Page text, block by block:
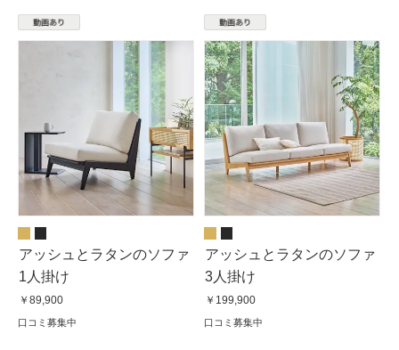
アッシュとラタンのソファ
1人掛け
￥89,900
口コミ募集中
アッシュとラタンのソファ
3人掛け
￥199,900
口コミ募集中